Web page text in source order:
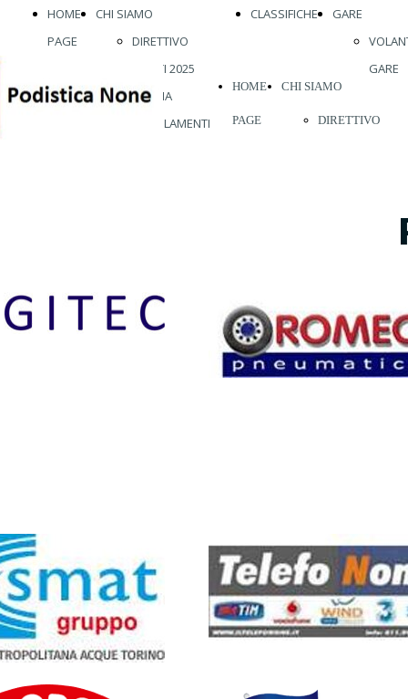
HOME
PAGE
CHI SIAMO
DIRETTIVO
ATLETI 2025
STORIA
REGOLAMENTI
CLASSIFICHE
GARE
GARE
HOME
PAGE
CHI SIAMO
DIRETTIVO
REGOLAMENTI
VIENI A
CORRERE CON